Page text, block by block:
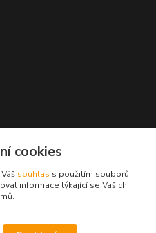
cookies
souhlas s použitím souborů
informace týkající se Vašich